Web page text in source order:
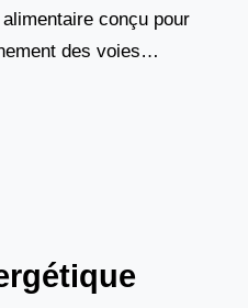
conçu pour
des voies